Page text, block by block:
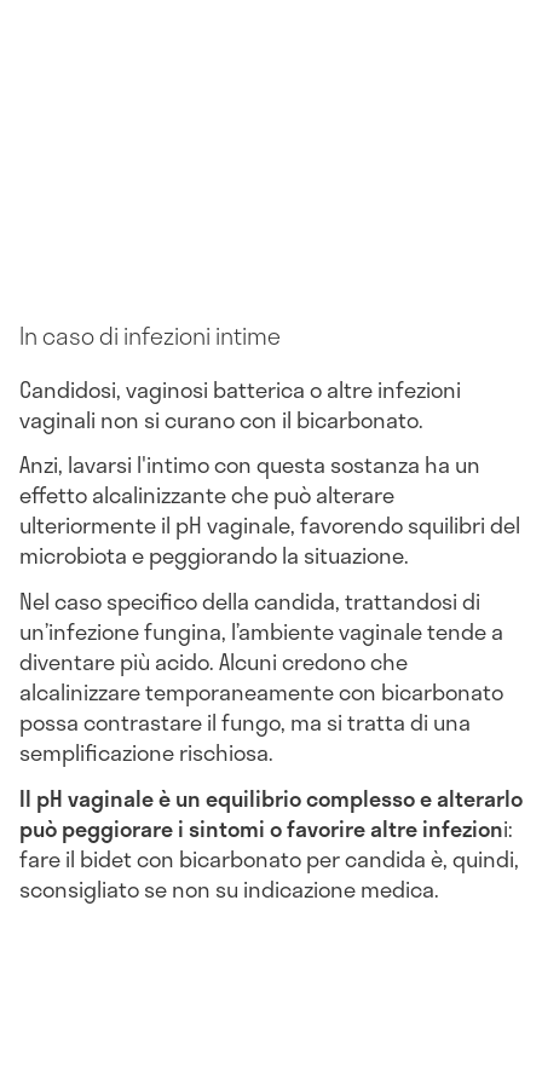
In caso di infezioni intime
Candidosi, vaginosi batterica o altre infezioni
vaginali non si curano con il bicarbonato.
Anzi, lavarsi l'intimo con questa sostanza ha un
effetto alcalinizzante che può alterare
ulteriormente il pH vaginale, favorendo squilibri del
microbiota e peggiorando la situazione.
Nel caso specifico della candida, trattandosi di
un’infezione fungina, l’ambiente vaginale tende a
diventare più acido. Alcuni credono che
alcalinizzare temporaneamente con bicarbonato
possa contrastare il fungo, ma si tratta di una
semplificazione rischiosa.
Il pH vaginale è un equilibrio complesso e alterarlo
può peggiorare i sintomi o favorire altre infezioni:
fare il bidet con bicarbonato per candida è, quindi,
sconsigliato se non su indicazione medica.